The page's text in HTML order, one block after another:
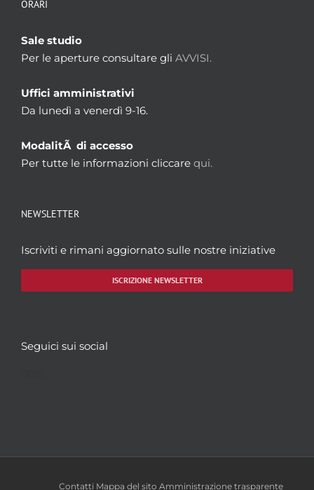
ORARI
Sale studio
Per le aperture consultare gli AVVISI.
Uffici amministrativi
Da lunedì a venerdì 9-16.
ModalitÃ di accesso
Per tutte le informazioni cliccare qui.
NEWSLETTER
Iscriviti e rimani aggiornato sulle nostre iniziative
ISCRIZIONE NEWSLETTER
Seguici sui social
Contatti Mappa del sito Amministrazione trasparente